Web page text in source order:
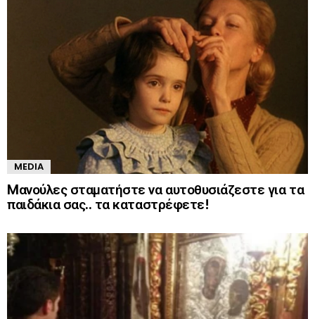
MEDIA
Mανούλες σταματήστε να αυτοθυσιάζεστε για τα
παιδάκια σας.. τα καταστρέφετε!